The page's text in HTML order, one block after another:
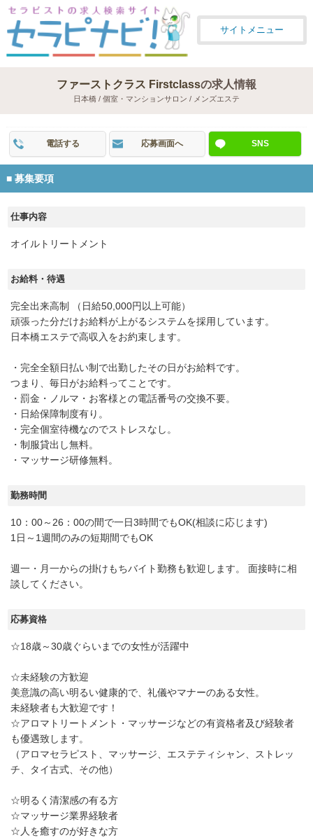
サイトメニュー
ファーストクラス Firstclassの求人情報
日本橋 / 個室・マンションサロン / メンズエステ
電話する 応募画面へ SNS
募集要項
仕事内容
オイルトリートメント
お給料・待遇
完全出来高制 （日給50,000円以上可能）
頑張った分だけお給料が上がるシステムを採用しています。
日本橋エステで高収入をお約束します。
・完全全額日払い制で出勤したその日がお給料です。
つまり、毎日がお給料ってことです。
・罰金・ノルマ・お客様との電話番号の交換不要。
・日給保障制度有り。
・完全個室待機なのでストレスなし。
・制服貸出し無料。
・マッサージ研修無料。
勤務時間
10：00～26：00の間で一日3時間でもOK(相談に応じます)
1日～1週間のみの短期間でもOK
週一・月一からの掛けもちバイト勤務も歓迎します。 面接時に相
談してください。
応募資格
☆18歳～30歳ぐらいまでの女性が活躍中
☆未経験の方歓迎
美意識の高い明るい健康的で、礼儀やマナーのある女性。
未経験者も大歓迎です！
☆アロマトリートメント・マッサージなどの有資格者及び経験者
も優遇致します。
（アロマセラピスト、マッサージ、エステティシャン、ストレッ
チ、タイ古式、その他）
☆明るく清潔感の有る方
☆マッサージ業界経験者
☆人を癒すのが好きな方